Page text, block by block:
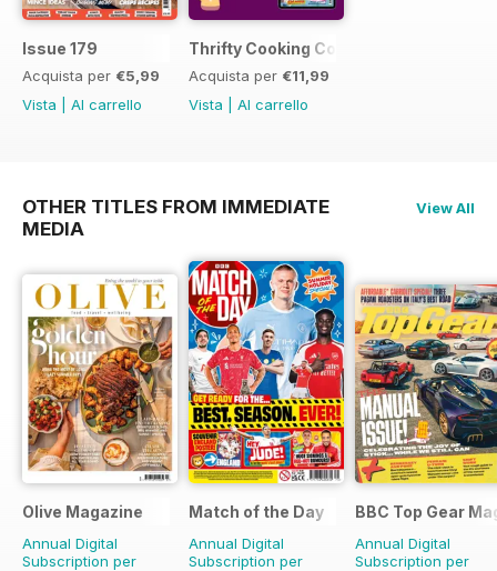
Issue 179
Acquista per €5,99
Vista
Al carrello
Thrifty Cooking Collection
Acquista per €11,99
Vista
Al carrello
OTHER TITLES FROM IMMEDIATE
MEDIA
View All
Olive Magazine
Annual Digital
Subscription per
Match of the Day
Annual Digital
Subscription per
BBC Top Gear
Annual Digital
Subscription per